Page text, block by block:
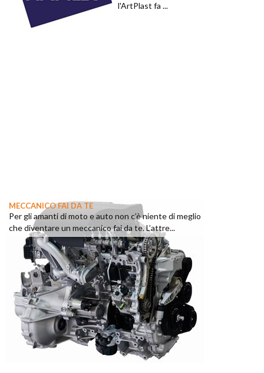
l'ArtPlast fa ...
MECCANICO FAI DA TE
Per gli amanti di moto e auto non c’è niente di meglio
che diventare un meccanico fai da te. L’attre...